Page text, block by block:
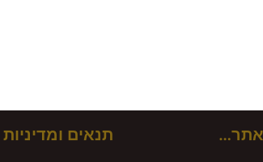
תנאים ומדיניות